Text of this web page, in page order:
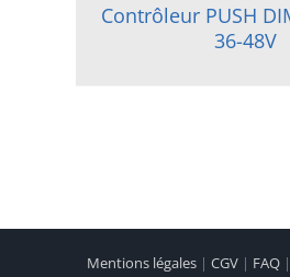
Contrôleur PUSH
36-48V
Mentions légales |CGV | FAQ